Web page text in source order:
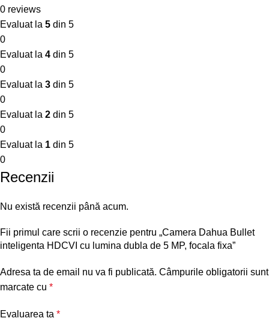
0 reviews
Evaluat la 5 din 5
0
Evaluat la 4 din 5
0
Evaluat la 3 din 5
0
Evaluat la 2 din 5
0
Evaluat la 1 din 5
0
Recenzii
Nu există recenzii până acum.
Fii primul care scrii o recenzie pentru „Camera Dahua Bullet
inteligenta HDCVI cu lumina dubla de 5 MP, focala fixa”
Adresa ta de email nu va fi publicată. Câmpurile obligatorii sunt
marcate cu *
Evaluarea ta *